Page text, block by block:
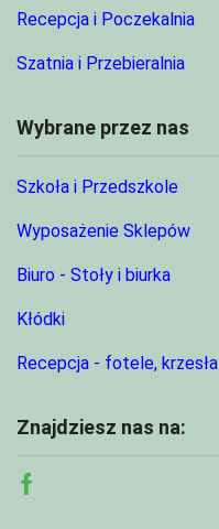
Recepcja i Poczekalnia
Szatnia i Przebieralnia
Wybrane przez nas
Szkoła i Przedszkole
Wyposażenie Sklepów
Biuro - Stoły i biurka
Kłódki
Recepcja - fotele, krzesła
Znajdziesz nas na:
Facebook